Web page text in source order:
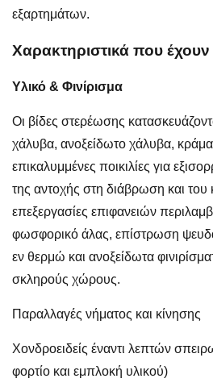
εξαρτημάτων.
Χαρακτηριστικά που
Υλικό & Φινίρισμα
Οι βίδες στερέωσης
χάλυβα, ανοξείδωτο χάλυβα,
επικαλυμμένες ποικιλίες για
της αντοχής στη διάβρωση και του
επεξεργασίες επιφανειών
φωσφορικό άλας, επίστρωση
εν θερμώ και ανοξείδωτα
σκληρούς χώρους.
Παραλλαγές νήματος και κίνησης
Χονδροειδείς έναντι λεπτών
φορτίο και εμπλοκή υλικού)